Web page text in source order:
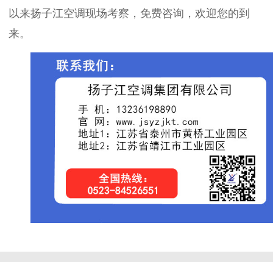
以来扬子江空调现场考察，免费咨询，欢迎您的到
来。